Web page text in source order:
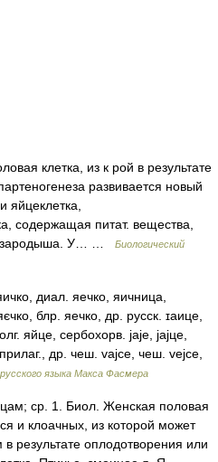
клетка, из к рой в результате
развивается новый
яйцеклетка,
содержащая питат. вещества,
зародыша. У… …
Биологический
диал. яечко, яичница,
блр. яечко, др. русск. ɪаице,
яйце, сербохорв. jaje, jajцe,
др. чеш. vаjсе, чеш. vеjсе,
языка Макса Фасмера
ср. 1. Биол. Женская половая
и клоачных, из которой может
результате оплодотворения или